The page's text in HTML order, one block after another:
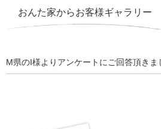
おんた家からお客様ギャラリー
M県のI様よりアンケートにご回答頂きま